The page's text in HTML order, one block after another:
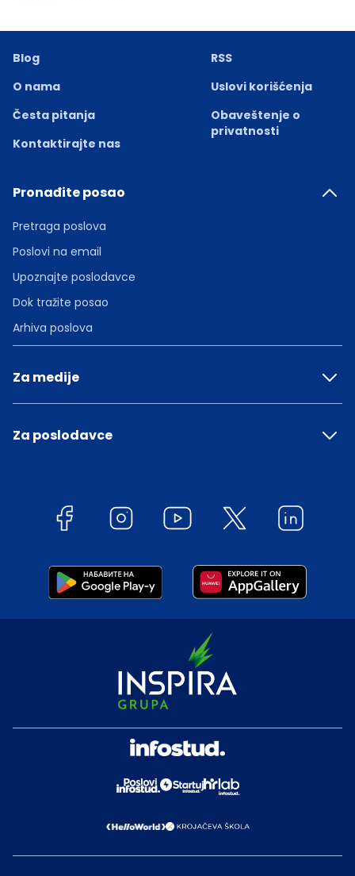
Blog
O nama
Česta pitanja
Kontaktirajte nas
RSS
Uslovi korišćenja
Obaveštenje o
privatnosti
Pronađite posao
Pretraga poslova
Poslovi na email
Upoznajte poslodavce
Dok tražite posao
Arhiva poslova
Za medije
Za poslodavce